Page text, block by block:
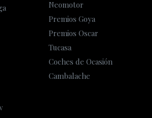
Neomotor
Premios Goya
Premios Oscar
Tucasa
Coches de Ocasión
Cambalache